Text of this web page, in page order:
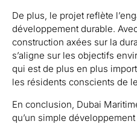
De plus, le projet reflète
développement durable.
construction axées sur la
s’aligne sur les objectifs
qui est de plus en plus
les résidents conscients de
En conclusion, Dubai
qu’un simple